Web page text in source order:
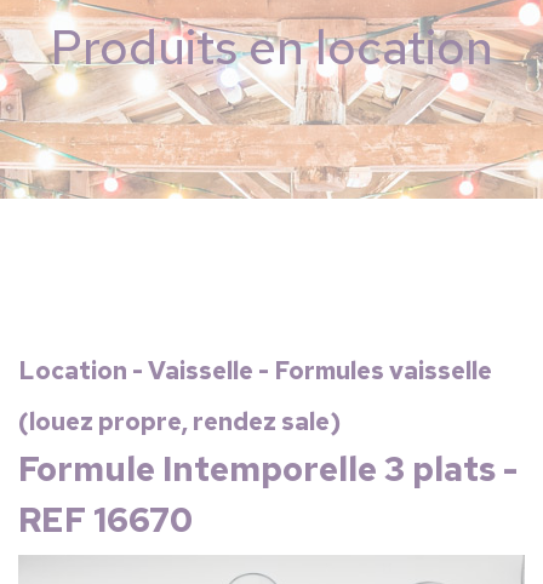
Produits en location
Location - Vaisselle - Formules vaisselle
(louez propre, rendez sale)
Formule Intemporelle 3 plats -
REF 16670